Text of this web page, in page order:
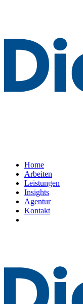
Home
Arbeiten
Leistungen
Insights
Agentur
Kontakt